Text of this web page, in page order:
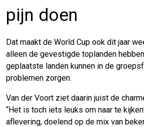
pijn doen
Dat maakt de World Cup ook dit jaar
alleen de gevestigde toplanden
geplaatste landen kunnen in de
problemen zorgen.
Van der Voort ziet daarin juist de
“Het is toch iets leuks om naar te
aflevering, doelend op de mix van